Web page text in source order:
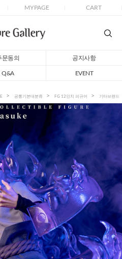
MYPAGE CART
문동의
공지사항
Q&A EVENT
공통기본대분류 FG 12인치 피규어 기타브랜드